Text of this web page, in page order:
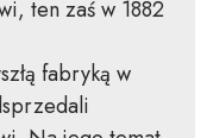
ten zaś w 1882
fabryką w